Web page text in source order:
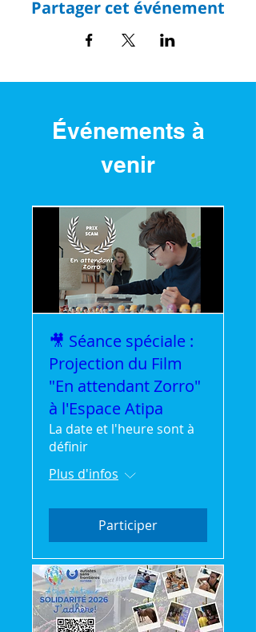
Partager cet événement
Événements à
venir
🎥 Séance spéciale :
Projection du Film
"En attendant Zorro"
à l'Espace Atipa
La date et l'heure sont à
définir
Plus d'infos
Participer